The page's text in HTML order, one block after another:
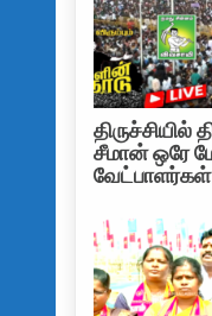
சீமான் ஒரே
வேட்பாளர்கள்